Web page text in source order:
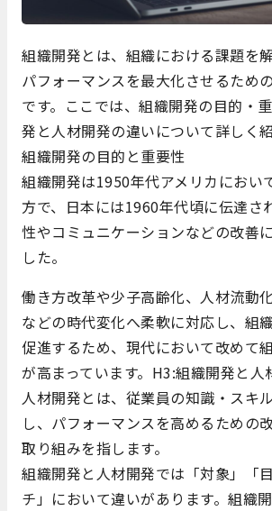
組織開発とは、組織における課題を
パフォーマンスを最大化させるため
です。ここでは、組織開発の目的・
発と人材開発の違いについて詳しく
組織開発の目的と重要性
組織開発は1950年代アメリカにおい
方で、日本には1960年代頃に伝達さ
性やコミュニケーションなどの改善
した。
働き方改革や少子高齢化、人材流動
などの時代変化へ柔軟に対応し、組
促進するため、現代において改めて
が高まっています。H3:組織開発と人
人材開発とは、従業員の知識・スキ
し、パフォーマンスを高めるための
取り組みを指します。
組織開発と人材開発では「対象」「
チ」において違いがあります。組織